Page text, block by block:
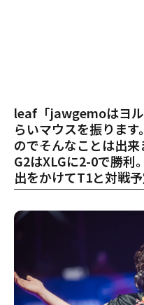
leaf「jawgemoはヨ
らいマウスを振りま
のでそんなことは出
G2はXLGに2-0で勝
出をかけてT1と対戦